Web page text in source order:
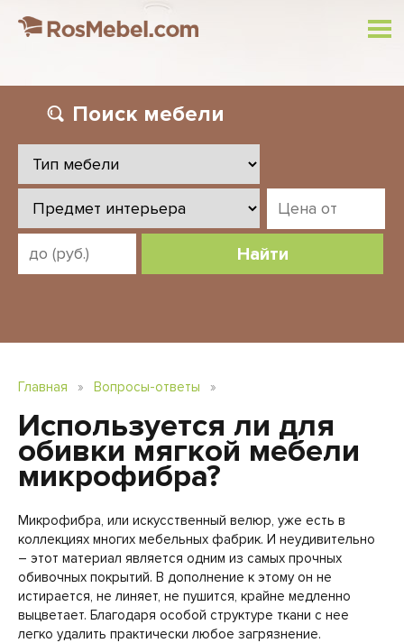
Поиск мебели
Найти
Главная » Вопросы-ответы »
Используется ли для
обивки мягкой мебели
микрофибра?
Микрофибра, или искусственный велюр, уже есть в
коллекциях многих мебельных фабрик. И неудивительно
– этот материал является одним из самых прочных
обивочных покрытий. В дополнение к этому он не
истирается, не линяет, не пушится, крайне медленно
выцветает. Благодаря особой структуре ткани с нее
легко удалить практически любое загрязнение.